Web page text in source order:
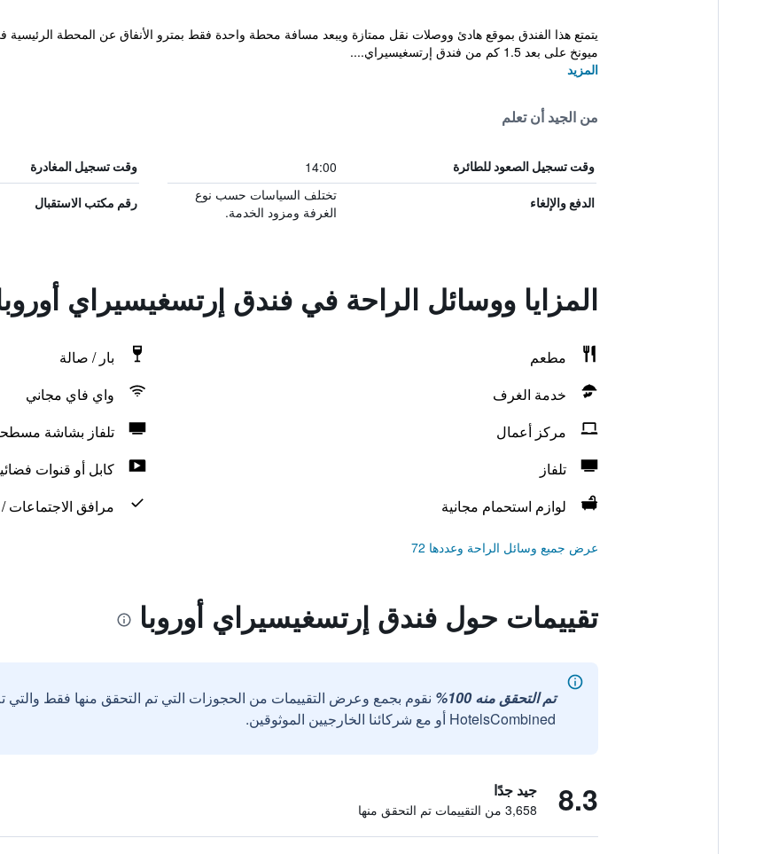
يتمتع هذا الفندق بموقع هادئ ووصلات نقل ممتازة ويبعد مسافة محطة واحدة فقط بمترو الأنفاق عن المحطة الرئيسية
ميونخ على بعد 1.5 كم من فندق إرتسغيسيراي....
المزيد
من الجيد أن تعلم
وقت تسجيل الصعود للطائرة 14:00 وقت تسجيل المغادرة
الدفع والإلغاء
تختلف السياسات حسب نوع
الغرفة ومزود الخدمة.
رقم مكتب الاستقبال
المزايا ووسائل الراحة في فندق إرتسغيسيراي
مطعم
بار / صالة
خدمة الغرف
واي فاي مجاني
مركز أعمال
تلفاز بشاشة
تلفاز
كابل أو قنوات
لوازم استحمام مجانية
مرافق الاجتماعات /
عرض جميع وسائل الراحة وعددها 72
تقييمات حول فندق إرتسغيسيراي أوروبا
تم التحقق منه 100%
نقوم بجمع وعرض التقييمات من الحجوزات التي تم التحقق منها فقط
HotelsCombined أو مع شركائنا الخارجيين الموثوقين.
8.3 جيد جدًا
3,658 من التقييمات تم التحقق منها